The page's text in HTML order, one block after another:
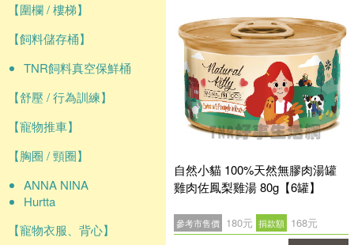
【圍欄 / 樓梯】
【飼料儲存桶】
TNR飼料真空保鮮桶
【舒壓 / 行為訓練】
【寵物推車】
【胸圈 / 頸圈】
ANNA NINA
Hurtta
【寵物衣服、背心】
自然小貓 100%天然無膠肉湯罐
雞肉佐鳳梨雞湯 80g【6罐】
參考市售價 180元 捐款額 168元